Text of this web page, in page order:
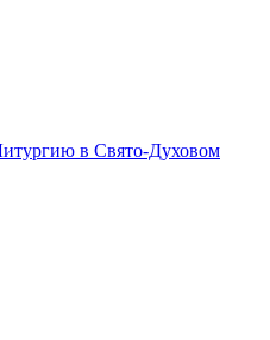
в Свято-Духовом